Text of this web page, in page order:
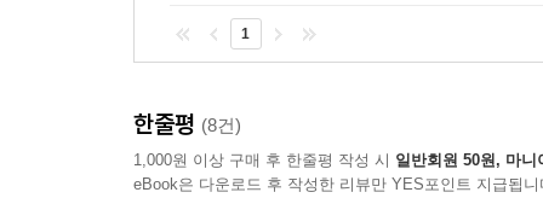
1
한줄평 (8건)
1,000원 이상 구매 후 한줄평 작성 시 일반회원 50원, 마니
eBook은 다운로드 후 작성한 리뷰만 YES포인트 지급됩니